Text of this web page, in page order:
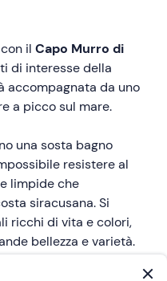
il Capo Murro di
di interesse della
accompagnata da uno
a picco sul mare.
una sosta bagno
resistere al
limpide che
siracusana. Si
ricchi di vita e colori,
bellezza e varietà.